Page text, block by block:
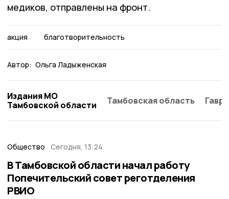
медиков, отправлены на фронт.
акция благотворительность
Автор: Ольга Ладыженская
Издания МО
Тамбовской области
Тамбовская область
Общество Сегодня, 13:24
В Тамбовской области начал работу
Попечительский совет реготделения
РВИО